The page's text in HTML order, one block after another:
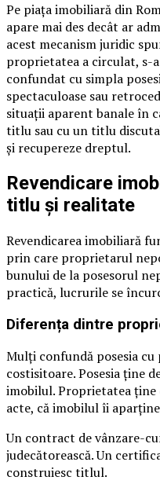
Pe piața imobiliară din
apare mai des decât ar
acest mecanism juridic
proprietatea a circulat, s-
confundat cu simpla
spectaculoase sau
situații aparent banale în
titlu sau cu un titlu
și recupereze dreptul.
Revendicare
titlu și realitate
Revendicarea imobiliară
prin care proprietarul
bunului de la posesorul
practică, lucrurile se
Diferența dintre
Mulți confundă posesia
costisitoare. Posesia ține
imobilul. Proprietatea ține
acte, că imobilul îi
Un contract de vânzare-
judecătorească. Un
construiesc titlul.